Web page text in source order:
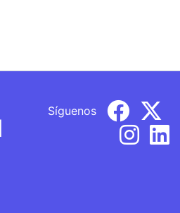
Síguenos